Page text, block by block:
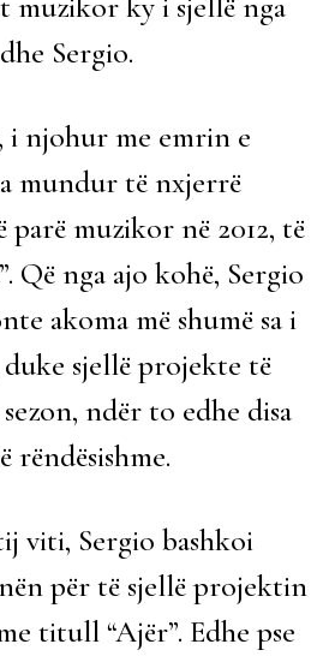
Sergio.
i njohur me emrin e
mundur të nxjerrë
muzikor në 2012, të
Që nga ajo kohë, Sergio
akoma më shumë sa i
sjellë projekte të
ndër to edhe disa
rëndësishme.
viti, Sergio bashkoi
për të sjellë projektin
titull “Ajër”. Edhe pse